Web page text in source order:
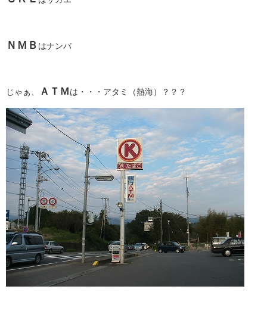
ＮＭＢ はナンバ
じゃぁ、 ＡＴＭは・・・アタミ（熱海）？？？